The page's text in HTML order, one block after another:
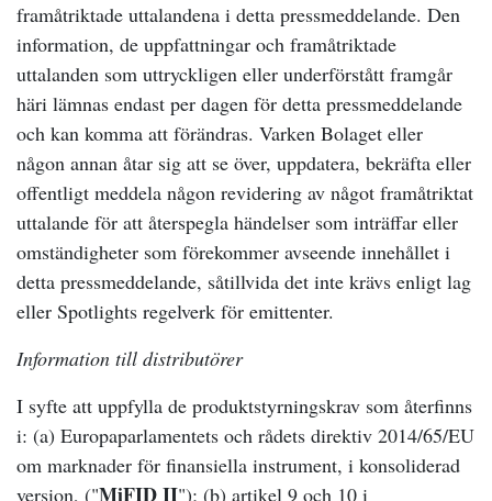
framåtriktade uttalandena i detta pressmeddelande. Den
information, de uppfattningar och framåtriktade
uttalanden som uttryckligen eller underförstått framgår
häri lämnas endast per dagen för detta pressmeddelande
och kan komma att förändras. Varken Bolaget eller
någon annan åtar sig att se över, uppdatera, bekräfta eller
offentligt meddela någon revidering av något framåtriktat
uttalande för att återspegla händelser som inträffar eller
omständigheter som förekommer avseende innehållet i
detta pressmeddelande, såtillvida det inte krävs enligt lag
eller Spotlights regelverk för emittenter.
Information till distributörer
I syfte att uppfylla de produktstyrningskrav som återfinns
i: (a) Europaparlamentets och rådets direktiv 2014/65/EU
om marknader för finansiella instrument, i konsoliderad
version, ("MiFID II"); (b) artikel 9 och 10 i